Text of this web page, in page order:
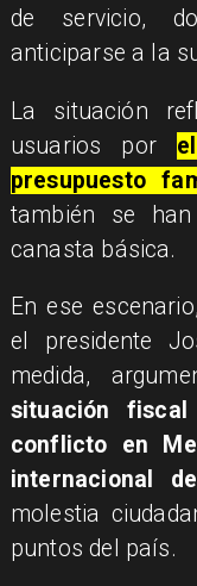
de servicio,
anticiparse a la
La situación
usuarios por
presupuesto
también se
canasta básica.
En ese
el presidente
medida,
situación
conflicto en
internacional
molestia
puntos del país.